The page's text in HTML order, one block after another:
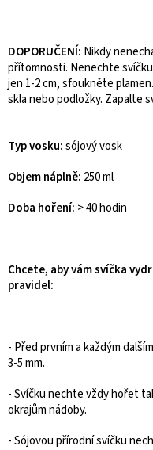
DOPORUČENÍ: Nikdy
přítomnosti. Nenechte
jen 1-2 cm, sfoukněte
skla nebo podložky. Zapalte
Typ vosku:sójový vosk
Objem náplně: 250 ml
Doba hoření: > 40 hodin
Chcete, aby vám svíčka
pravidel:
- Před prvním a každým
3-5 mm.
- Svíčku nechte vždy hořet
okrajům nádoby.
- Sójovou přírodní svíčku